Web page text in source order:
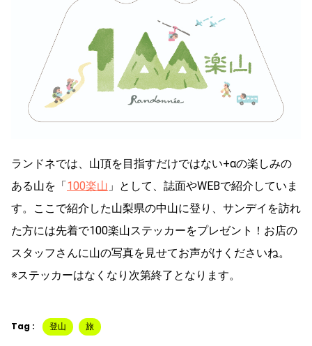
ランドネでは、山頂を目指すだけではない+αの楽しみの
ある山を「 100楽山 」として、誌面やWEBで紹介していま
す。ここで紹介した山梨県の中山に登り、サンデイを訪れ
た方には先着で100楽山ステッカーをプレゼント！お店の
スタッフさんに山の写真を見せてお声がけくださいね。
※ステッカーはなくなり次第終了となります。
Tag : 登山 旅